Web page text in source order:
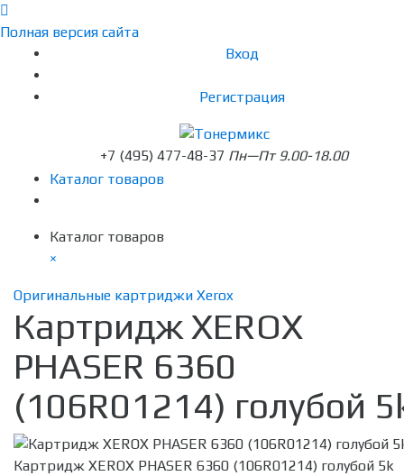
Полная версия сайта
Вход
Регистрация
+7 (495) 477-48-37 Пн—Пт 9.00-18.00
Каталог товаров
Каталог товаров
×
Оригинальные картриджи Xerox
Картридж XEROX
PHASER 6360
(106R01214) голубой
Картридж XEROX PHASER 6360 (106R01214) голубой 5k